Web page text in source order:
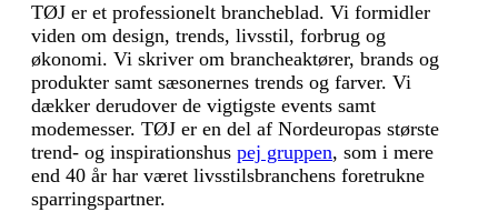
TØJ er et professionelt brancheblad. Vi formidler
viden om design, trends, livsstil, forbrug og
økonomi. Vi skriver om brancheaktører, brands og
produkter samt sæsonernes trends og farver. Vi
dækker derudover de vigtigste events samt
modemesser. TØJ er en del af Nordeuropas største
trend- og inspirationshus pej gruppen, som i mere
end 40 år har været livsstilsbranchens foretrukne
sparringspartner.